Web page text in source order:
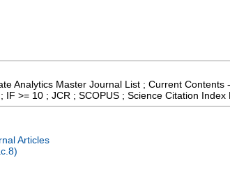
Analytics Master Journal List ; Current Contents
>= 10 ; JCR ; SCOPUS ; Science Citation
Articles